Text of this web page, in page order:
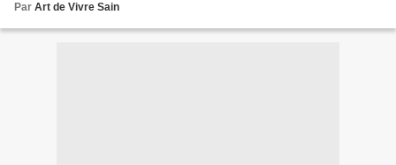
Par Art de Vivre Sain